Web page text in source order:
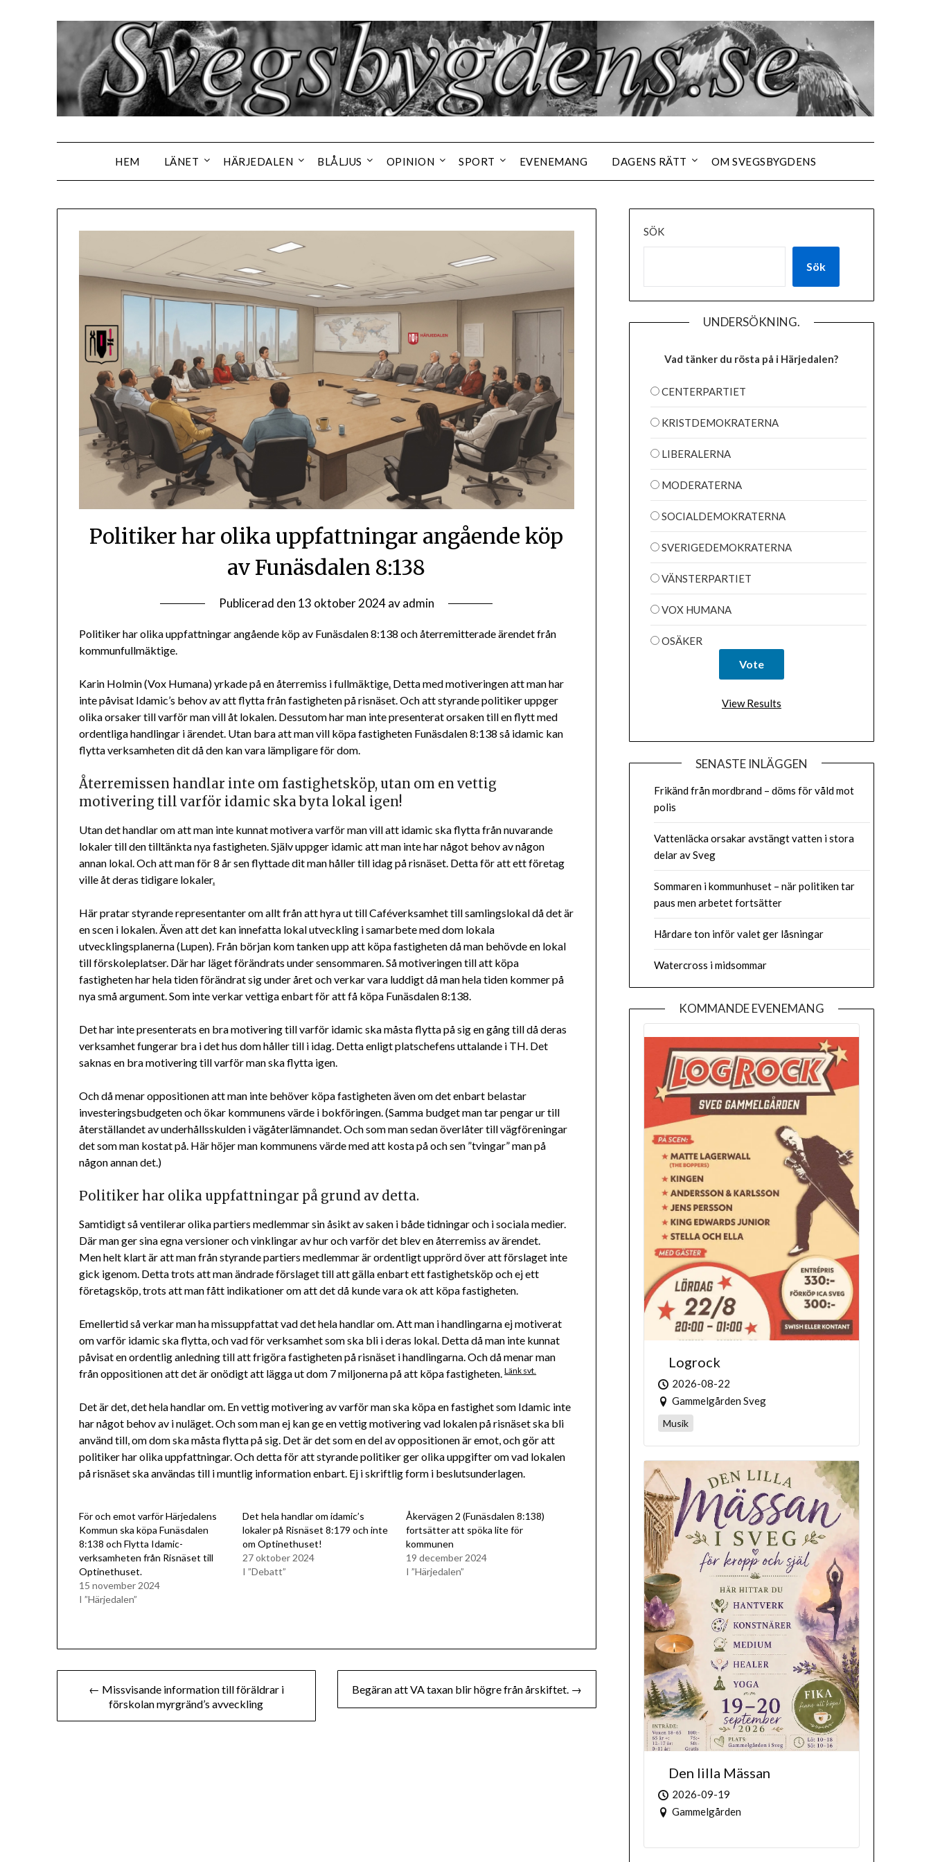
HEM LÄNET HÄRJEDALEN BLÅLJUS OPINION SPORT EVENEMANG DAGENS RÄTT OM SVEGSBYGDENS
Politiker har olika uppfattningar angående köp
av Funäsdalen 8:138
Publicerad den 13 oktober 2024avadmin
Politiker har olika uppfattningar angående köp av Funäsdalen 8:138 och återremitterade ärendet från
kommunfullmäktige.
Karin Holmin (Vox Humana) yrkade på en återremiss i fullmäktige. Detta med motiveringen att man har
inte påvisat Idamic’s behov av att flytta från fastigheten på risnäset. Och att styrande politiker uppger
olika orsaker till varför man vill åt lokalen. Dessutom har man inte presenterat orsaken till en flytt med
ordentliga handlingar i ärendet. Utan bara att man vill köpa fastigheten Funäsdalen 8:138 så idamic kan
flytta verksamheten dit då den kan vara lämpligare för dom.
Återremissen handlar inte om fastighetsköp, utan om en vettig
motivering till varför idamic ska byta lokal igen!
Utan det handlar om att man inte kunnat motivera varför man vill att idamic ska flytta från nuvarande
lokaler till den tilltänkta nya fastigheten. Själv uppger idamic att man inte har något behov av någon
annan lokal. Och att man för 8 år sen flyttade dit man håller till idag på risnäset. Detta för att ett företag
ville åt deras tidigare lokaler.
Här pratar styrande representanter om allt från att hyra ut till Caféverksamhet till samlingslokal då det är
en scen i lokalen. Även att det kan innefatta lokal utveckling i samarbete med dom lokala
utvecklingsplanerna (Lupen). Från början kom tanken upp att köpa fastigheten då man behövde en lokal
till förskoleplatser. Där har läget förändrats under sensommaren. Så motiveringen till att köpa
fastigheten har hela tiden förändrat sig under året och verkar vara luddigt då man hela tiden kommer på
nya små argument. Som inte verkar vettiga enbart för att få köpa Funäsdalen 8:138.
Det har inte presenterats en bra motivering till varför idamic ska måsta flytta på sig en gång till då deras
verksamhet fungerar bra i det hus dom håller till i idag. Detta enligt platschefens uttalande i TH. Det
saknas en bra motivering till varför man ska flytta igen.
Och då menar oppositionen att man inte behöver köpa fastigheten även om det enbart belastar
investeringsbudgeten och ökar kommunens värde i bokföringen. (Samma budget man tar pengar ur till
återställandet av underhållsskulden i vägåterlämnandet. Och som man sedan överlåter till vägföreningar
det som man kostat på. Här höjer man kommunens värde med att kosta på och sen ”tvingar” man på
någon annan det.)
Politiker har olika uppfattningar på grund av detta.
Samtidigt så ventilerar olika partiers medlemmar sin åsikt av saken i både tidningar och i sociala medier.
Där man ger sina egna versioner och vinklingar av hur och varför det blev en återremiss av ärendet.
Men helt klart är att man från styrande partiers medlemmar är ordentligt upprörd över att förslaget inte
gick igenom. Detta trots att man ändrade förslaget till att gälla enbart ett fastighetsköp och ej ett
företagsköp, trots att man fått indikationer om att det då kunde vara ok att köpa fastigheten.
Emellertid så verkar man ha missuppfattat vad det hela handlar om. Att man i handlingarna ej motiverat
om varför idamic ska flytta, och vad för verksamhet som ska bli i deras lokal. Detta då man inte kunnat
påvisat en ordentlig anledning till att frigöra fastigheten på risnäset i handlingarna. Och då menar man
från oppositionen att det är onödigt att lägga ut dom 7 miljonerna på att köpa fastigheten.Länk svt.
Det är det, det hela handlar om. En vettig motivering av varför man ska köpa en fastighet som Idamic inte
har något behov av i nuläget. Och som man ej kan ge en vettig motivering vad lokalen på risnäset ska bli
använd till, om dom ska måsta flytta på sig. Det är det som en del av oppositionen är emot, och gör att
politiker har olika uppfattningar. Och detta för att styrande politiker ger olika uppgifter om vad lokalen
på risnäset ska användas till i muntlig information enbart. Ej i skriftlig form i beslutsunderlagen.
För och emot varför Härjedalens
Kommun ska köpa Funäsdalen
8:138 och Flytta Idamic-
verksamheten från Risnäset till
Optinethuset.
15 november 2024
I ”Härjedalen”
Det hela handlar om idamic’s
lokaler på Risnäset 8:179 och inte
om Optinethuset!
27 oktober 2024
I ”Debatt”
Åkervägen 2 (Funäsdalen 8:138)
fortsätter att spöka lite för
kommunen
19 december 2024
I ”Härjedalen”
Inläggsnavigering
← Missvisande information till föräldrar i
förskolan myrgränd’s avveckling
Begäran att VA taxan blir högre från årskiftet. →
SÖK
Sök
UNDERSÖKNING.
Vad tänker du rösta på i Härjedalen?
CENTERPARTIET
KRISTDEMOKRATERNA
LIBERALERNA
MODERATERNA
SOCIALDEMOKRATERNA
SVERIGEDEMOKRATERNA
VÄNSTERPARTIET
VOX HUMANA
OSÄKER
View Results
SENASTE INLÄGGEN
Frikänd från mordbrand – döms för våld mot
polis
Vattenläcka orsakar avstängt vatten i stora
delar av Sveg
Sommaren i kommunhuset – när politiken tar
paus men arbetet fortsätter
Hårdare ton inför valet ger låsningar
Watercross i midsommar
KOMMANDE EVENEMANG
Logrock
2026-08-22
Gammelgården Sveg
Musik
Den lilla Mässan
2026-09-19
Gammelgården